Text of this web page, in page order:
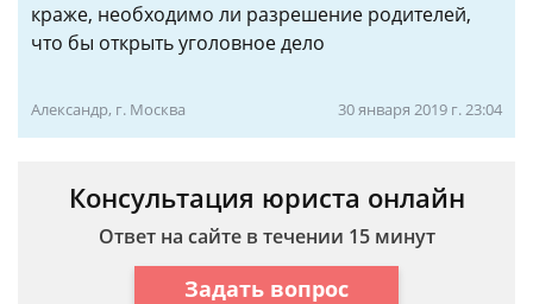
краже, необходимо ли разрешение родителей,
что бы открыть уголовное дело
Александр, г. Москва 30 января 2019 г. 23:04
Консультация юриста онлайн
Ответ на сайте в течении 15 минут
Задать вопрос